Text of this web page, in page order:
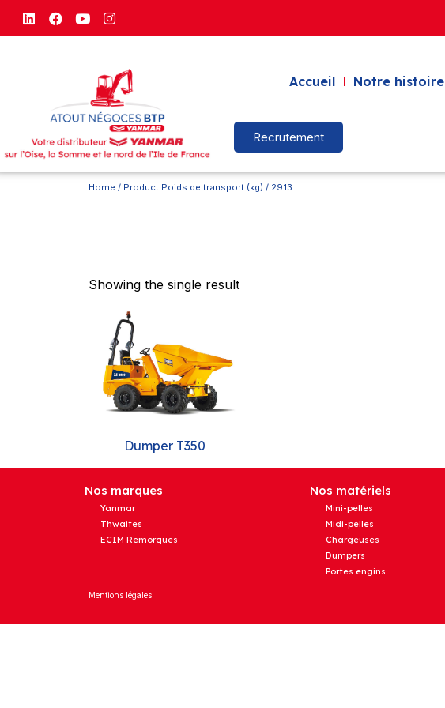
Accueil Notre histoire
Recrutement
Home / Product Poids de transport (kg) / 2913
Showing the single result
Dumper T350
Nos marques
Yanmar
Thwaites
ECIM Remorques
Nos matériels
Mini-pelles
Midi-pelles
Chargeuses
Dumpers
Portes engins
Mentions légales